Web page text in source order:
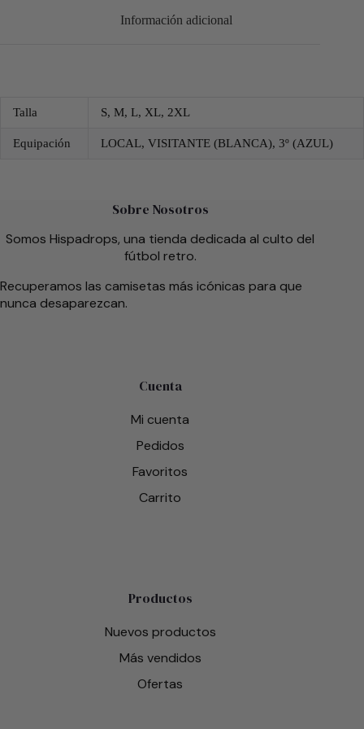
Información adicional
Talla S, M, L, XL, 2XL
Equipación LOCAL, VISITANTE (BLANCA), 3º (AZUL)
Sobre Nosotros
Somos Hispadrops, una tienda dedicada al culto del
fútbol retro.
Recuperamos las camisetas más icónicas para que
nunca desaparezcan.
Cuenta
Mi cuenta
Pedidos
Favoritos
Carrito
Productos
Nuevos productos
Más vendidos
Ofertas